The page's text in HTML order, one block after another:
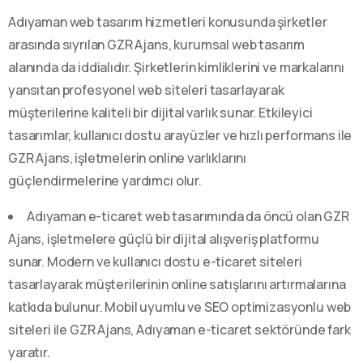
Adıyaman web tasarım hizmetleri konusunda şirketler
arasında sıyrılan GZR Ajans, kurumsal web tasarım
alanında da iddialıdır. Şirketlerin kimliklerini ve markalarını
yansıtan profesyonel web siteleri tasarlayarak
müşterilerine kaliteli bir dijital varlık sunar. Etkileyici
tasarımlar, kullanıcı dostu arayüzler ve hızlı performans ile
GZR Ajans, işletmelerin online varlıklarını
güçlendirmelerine yardımcı olur.
Adıyaman e-ticaret web tasarımında da öncü olan GZR
Ajans, işletmelere güçlü bir dijital alışveriş platformu
sunar. Modern ve kullanıcı dostu e-ticaret siteleri
tasarlayarak müşterilerinin online satışlarını artırmalarına
katkıda bulunur. Mobil uyumlu ve SEO optimizasyonlu web
siteleri ile GZR Ajans, Adıyaman e-ticaret sektöründe fark
yaratır.